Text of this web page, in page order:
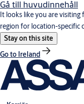
Gå till huvudinnehåll
It looks like you are
region for location-specific
Stay on this site
Go to Ireland